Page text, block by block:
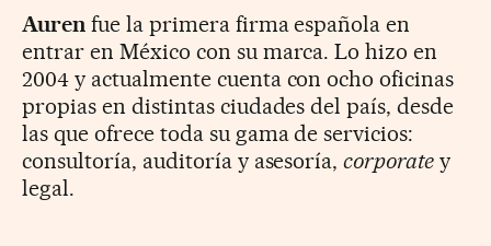
Auren fue la primera firma española en
entrar en México con su marca. Lo hizo en
2004 y actualmente cuenta con ocho oficinas
propias en distintas ciudades del país, desde
las que ofrece toda su gama de servicios:
consultoría, auditoría y asesoría,corporate y
legal.